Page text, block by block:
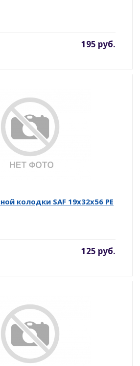
195 руб.
колодки SAF 19x32x56 PE
125 руб.